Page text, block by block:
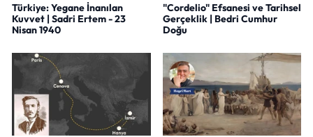
Türkiye: Yegane İnanılan
Kuvvet | Sadri Ertem - 23
Nisan 1940
"Cordelio" Efsanesi ve Tarihsel
Gerçeklik | Bedri Cumhur
Doğu